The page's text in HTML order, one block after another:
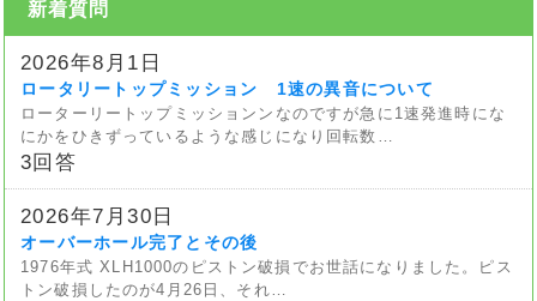
新着質問
2026年8月1日
ロータリートップミッション 1速の異音について
ローターリートップミッションンなのですが急に1速発進時にな
にかをひきずっているような感じになり回転数…
3回答
2026年7月30日
オーバーホール完了とその後
1976年式 XLH1000のピストン破損でお世話になりました。ピス
トン破損したのが4月26日、それ…